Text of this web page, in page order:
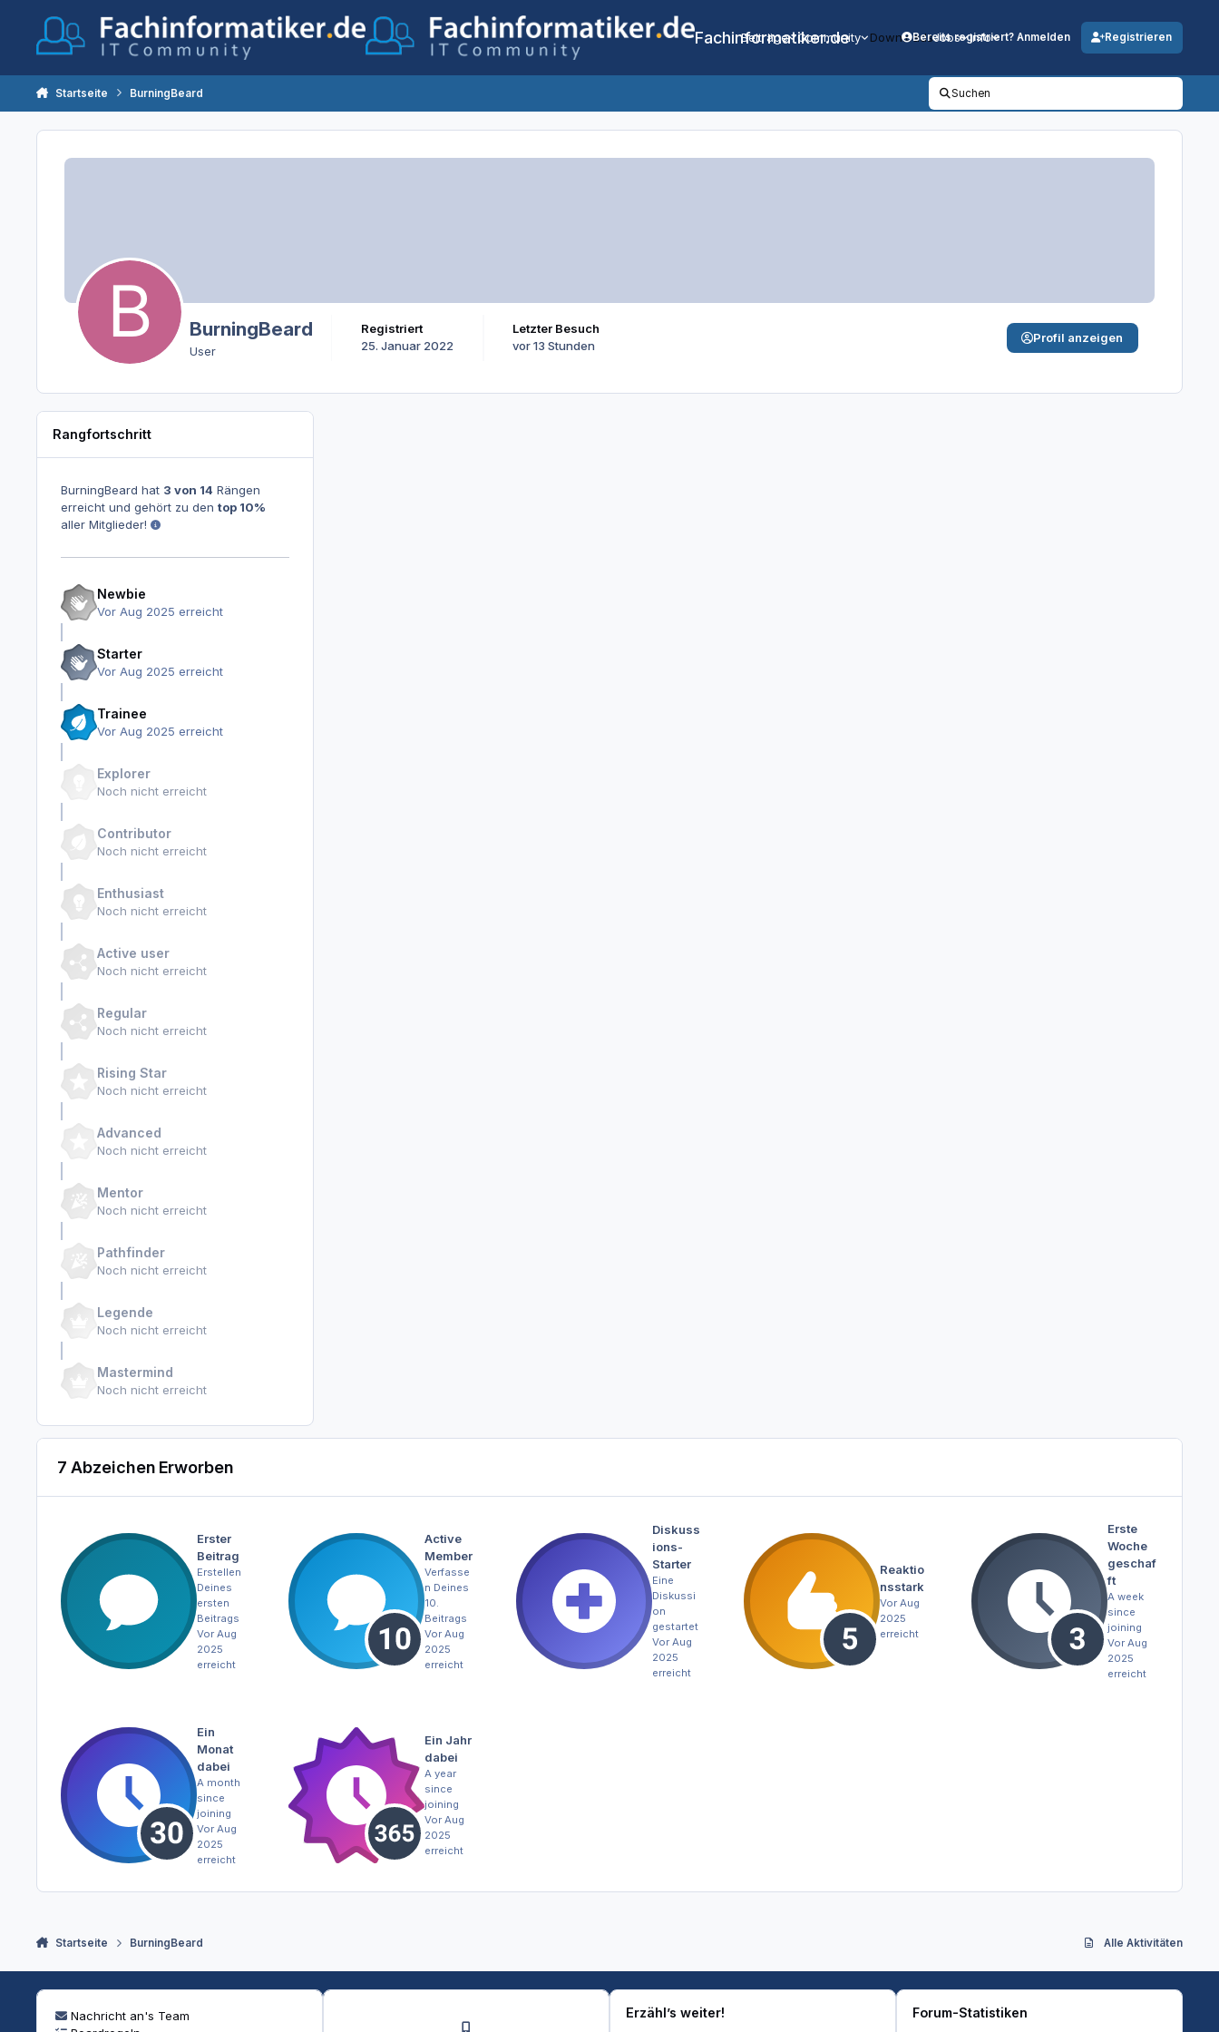
Fachinformatiker.de
Beiträge Community DownloadsJobs Info
Bereits registriert? Anmelden Registrieren
Startseite BurningBeard Suchen
BurningBeard
User
Registriert
25. Januar 2022
Letzter Besuch
vor 13 Stunden
Profil anzeigen
Rangfortschritt
BurningBeard hat 3 von 14 Rängen
erreicht und gehört zu den top 10%
aller Mitglieder!
Newbie
Vor Aug 2025 erreicht
Starter
Vor Aug 2025 erreicht
Trainee
Vor Aug 2025 erreicht
Explorer
Noch nicht erreicht
Contributor
Noch nicht erreicht
Enthusiast
Noch nicht erreicht
Active user
Noch nicht erreicht
Regular
Noch nicht erreicht
Rising Star
Noch nicht erreicht
Advanced
Noch nicht erreicht
Mentor
Noch nicht erreicht
Pathfinder
Noch nicht erreicht
Legende
Noch nicht erreicht
Mastermind
Noch nicht erreicht
7 Abzeichen Erworben
Erster
Beitrag
Erstellen
Deines
ersten
Beitrags
Vor Aug
2025
erreicht
Active
Member
Verfasse
n Deines
10.
Beitrags
Vor Aug
2025
erreicht
Diskuss
ions-
Starter
Eine
Diskussi
on
gestartet
Vor Aug
2025
erreicht
Reaktio
nsstark
Vor Aug
2025
erreicht
Erste
Woche
geschaf
ft
A week
since
joining
Vor Aug
2025
erreicht
Ein
Monat
dabei
A month
since
joining
Vor Aug
2025
erreicht
Ein Jahr
dabei
A year
since
joining
Vor Aug
2025
erreicht
Startseite BurningBeard Alle Aktivitäten
Nachricht an's Team
Erzähl’s weiter! Forum-Statistiken